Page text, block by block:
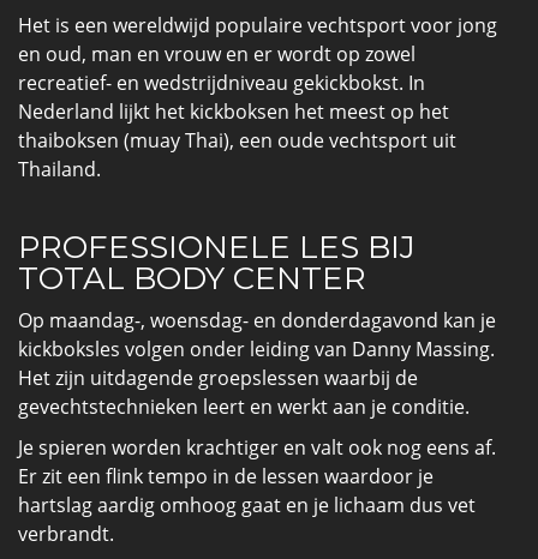
Het is een wereldwijd populaire vechtsport voor jong
en oud, man en vrouw en er wordt op zowel
recreatief- en wedstrijdniveau gekickbokst. In
Nederland lijkt het kickboksen het meest op het
thaiboksen (muay Thai), een oude vechtsport uit
Thailand.
PROFESSIONELE LES BIJ
TOTAL BODY CENTER
Op maandag-, woensdag- en donderdagavond kan je
kickboksles volgen onder leiding van Danny Massing.
Het zijn uitdagende groepslessen waarbij de
gevechtstechnieken leert en werkt aan je conditie.
Je spieren worden krachtiger en valt ook nog eens af.
Er zit een flink tempo in de lessen waardoor je
hartslag aardig omhoog gaat en je lichaam dus vet
verbrandt.